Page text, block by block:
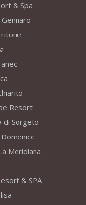
& Spa
Resort
di Sorgeto
Meridiana
& SPA